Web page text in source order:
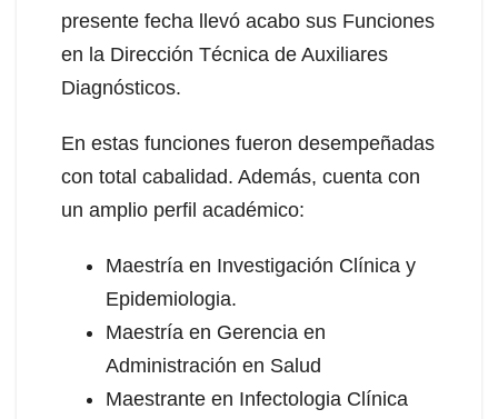
presente fecha llevó acabo sus Funciones
en la Dirección Técnica de Auxiliares
Diagnósticos.
En estas funciones fueron desempeñadas
con total cabalidad. Además, cuenta con
un amplio perfil académico:
Maestría en Investigación Clínica y
Epidemiologia.
Maestría en Gerencia en
Administración en Salud
Maestrante en Infectologia Clínica